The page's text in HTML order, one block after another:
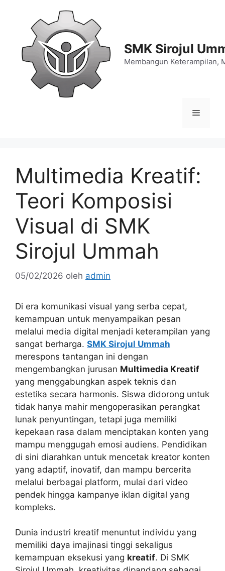
SMK Sirojul
Membangun Keterampilan,
Menu
Multimedia Kreatif:
Teori Komposisi
Visual di SMK
Sirojul Ummah
05/02/2026 oleh admin
Di era komunikasi visual yang serba cepat,
kemampuan untuk menyampaikan pesan
melalui media digital menjadi keterampilan yang
sangat berharga. SMK Sirojul Ummah
merespons tantangan ini dengan
mengembangkan jurusan Multimedia Kreatif
yang menggabungkan aspek teknis dan
estetika secara harmonis. Siswa didorong untuk
tidak hanya mahir mengoperasikan perangkat
lunak penyuntingan, tetapi juga memiliki
kepekaan rasa dalam menciptakan konten yang
mampu menggugah emosi audiens. Pendidikan
di sini diarahkan untuk mencetak kreator konten
yang adaptif, inovatif, dan mampu bercerita
melalui berbagai platform, mulai dari video
pendek hingga kampanye iklan digital yang
kompleks.
Dunia industri kreatif menuntut individu yang
memiliki daya imajinasi tinggi sekaligus
kemampuan eksekusi yang kreatif. Di SMK